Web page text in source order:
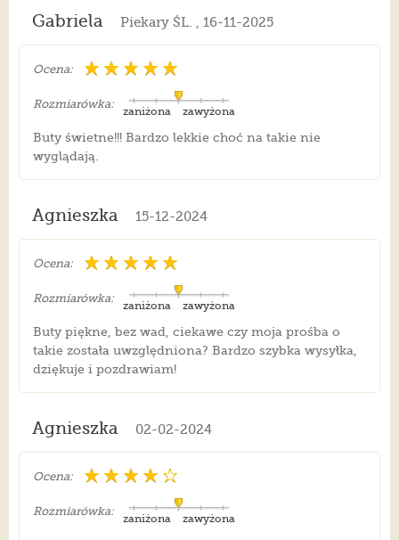
Gabriela Piekary ŚL. , 16-11-2025
Ocena:
Rozmiarówka:
zawyżona
zaniżona
Buty świetne!!! Bardzo lekkie choć na takie nie
wyglądają.
Agnieszka 15-12-2024
Ocena:
Rozmiarówka:
zawyżona
zaniżona
Buty piękne, bez wad, ciekawe czy moja prośba o
takie została uwzględniona? Bardzo szybka wysyłka,
dziękuje i pozdrawiam!
Agnieszka 02-02-2024
Ocena:
Rozmiarówka:
zawyżona
zaniżona